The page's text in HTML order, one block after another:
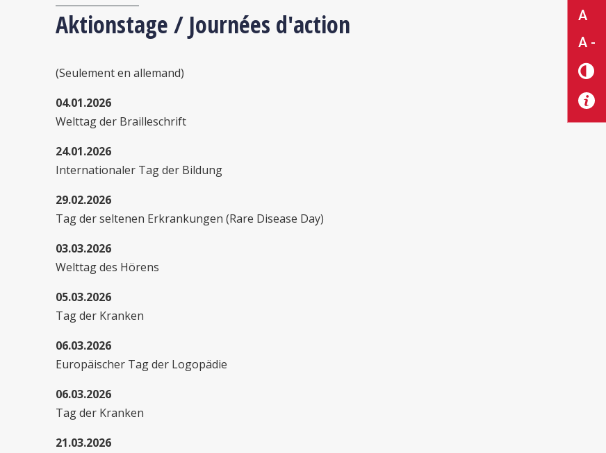
A
A -
Aktionstage / Journées d'action
(Seulement en allemand)
04.01.2026
Welttag der Brailleschrift
24.01.2026
Internationaler Tag der Bildung
29.02.2026
Tag der seltenen Erkrankungen (Rare Disease Day)
03.03.2026
Welttag des Hörens
05.03.2026
Tag der Kranken
06.03.2026
Europäischer Tag der Logopädie
06.03.2026
Tag der Kranken
21.03.2026